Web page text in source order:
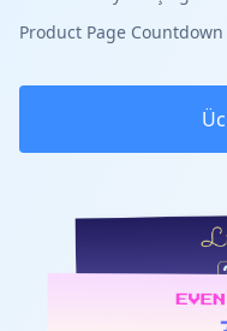
Product Page